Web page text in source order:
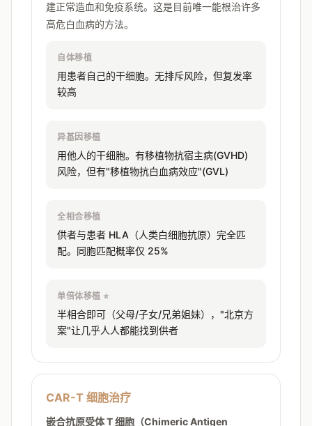
建正常造血和免疫系统。这是目前唯一能根治许多
高危白血病的方法。
自体移植
用患者自己的干细胞。无排斥风险，但复发率
较高
异基因移植
用他人的干细胞。有移植物抗宿主病(GVHD)
风险，但有"移植物抗白血病效应"(GVL)
全相合移植
供者与患者 HLA（人类白细胞抗原）完全匹
配。同胞匹配概率仅 25%
单倍体移植 ⭐
半相合即可（父母/子女/兄弟姐妹），"北京方
案"让几乎人人都能找到供者
CAR-T 细胞治疗
嵌合抗原受体 T 细胞（Chimeric Antigen